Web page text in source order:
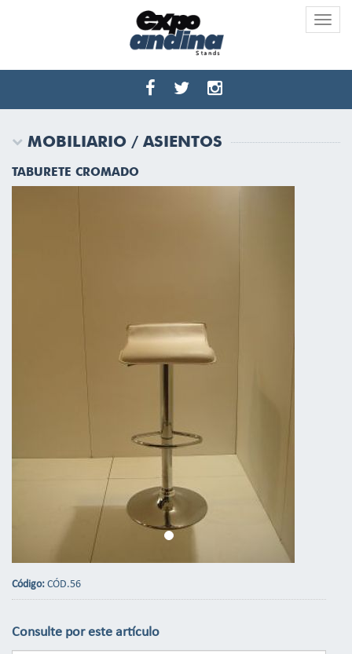
Toggle
MOBILIARIO / ASIENTOS
TABURETE CROMADO
Código: CÓD.56
Consulte por este artículo